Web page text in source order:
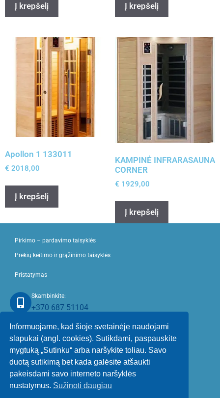
Į krepšelį Į krepšelį
Apollon 1 133011
€ 2018,00
Į krepšelį
KAMPINĖ INFRARASAUNA
CORNER
€ 1929,00
Į krepšelį
Pirkimo – pardavimo taisyklės
Prekių keitimo ir grąžinimo taisyklės
Pristatymas
Skambinkite:
+370 687 51104
Rašykite:
sistema@sistema.lt
Įmonės rekvizitai:
UAB Sistema
Įm. kodas.: 173821771
Informuojame, kad šioje svetainėje naudojami
slapukai (angl. cookies). Sutikdami, paspauskite
mygtuką „Sutinku“ arba naršykite toliau. Savo
duotą sutikimą bet kada galėsite atšaukti
pakeisdami savo interneto naršyklės
nustatymus. Sužinoti daugiau